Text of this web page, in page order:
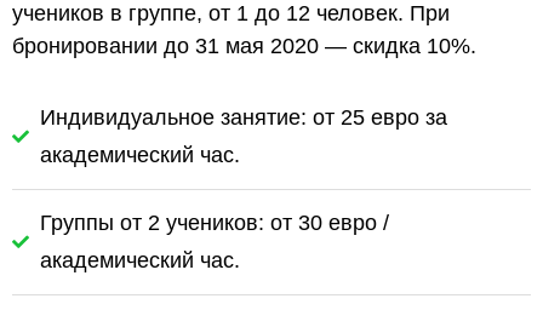
учеников в группе, от 1 до 12 человек. При
бронировании до 31 мая 2020 — скидка 10%.
Индивидуальное занятие: от 25 евро за
академический час.
Группы от 2 учеников: от 30 евро /
академический час.